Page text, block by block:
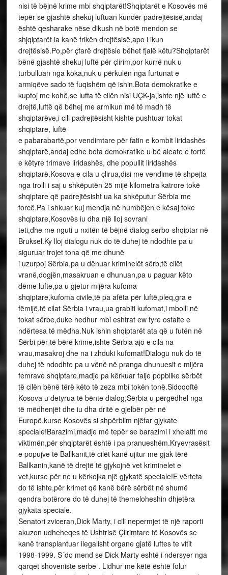
nisi të bëjnë krime mbi shqiptarët!Shqiptarët e Kosovës më
tepër se gjashtë shekuj luftuan kundër padrejtësisë,andaj
është qesharake nëse dikush në botë mendon se
shjqiptarët ia kanë frikën drejtësisë,apo i ikun
drejtësisë.Po,për çfarë drejtësie bëhet fjalë këtu?Shqiptarët
bënë gjashtë shekuj luftë për çlirim,por kurrë nuk u
turbulluan nga koka,nuk u përkulën nga furtunat e
armiqëve sado të fuqishëm që ishin.Bota demokratike e
kuptoj me kohë,se lufta të cilën nisi UÇK-ja,ishte një luftë e
drejtë,luftë që bëhej me armikun më të madh të
shqiptarëve,i cili padrejtësisht kishte pushtuar tokat
shqiptare, luftë
e pabarabartë,por vendimtare për fatin e kombit liridashës
shqiptarë,andaj edhe bota demokratike u bë aleate e fortë
e këtyre trimave liridashës, dhe popullit liridashës
shqiptarë.Kosova e cila u çlirua,disi me vendime të shpejta
nga trolli i saj u shkëputën 25 mijë kilometra katrore tokë
shqiptare që padrejtësisht ua ka shkëputur Sërbia me
forcë.Pa i shkuar kuj mendja në humbëjen e kësaj toke
shqiptare,Kosovës iu dha një lloj sovrani
teti,dhe me nguti u nxitën të bëjnë dialog serbo-shqiptar në
Bruksel.Ky lloj dialogu nuk do të duhej të ndodhte pa u
siguruar trojet tona që me dhunë
i uzurpoj Sërbia,pa u dënuar kriminelët sërb,të cilët
vranë,dogjën,masakruan e dhunuan,pa u paguar këto
dëme lufte,pa u gjetur mijëra kufoma
shqiptare,kufoma civile,të pa afëta për luftë,pleq,gra e
fëmijë,të cilat Sërbia i vrau,ua grabiti kufomat,i mbolli në
tokat sërbe,duke hedhur mbi eshtrat ew tyre osfalte e
ndërtesa të mëdha.Nuk ishin shqiptarët ata që u futën në
Sërbi për të bërë krime,ishte Sërbia ajo e cila na
vrau,masakroj dhe na i zhduki kufomat!Dialogu nuk do të
duhej të ndodhte pa u vënë në pranga dhunuesit e mijëra
femrave shqiptare,madje pa kërkuar falje popblike sërbët
të cilën bënë tërë këto të zeza mbi tokën tonë.Sidoqoftë
Kosova u detyrua të bënte dialog,Sërbia u përgëdhel nga
të mëdhenjët dhe iu dha dritë e gjelbër për në
Europë,kurse Kosovës si shpërblim njëfar gjykate
speciale!Barazimi,madje më tepër se barazimi i xhelatit me
viktimën,për shqiptarët është i pa pranueshëm.Kryevrasësit
e popujve të Ballkanit,të cilët kanë ujitur me gjak tërë
Ballkanin,kanë të drejtë të gjykojnë vet kriminelet e
vet,kurse për ne u kërkojka një gjykatë speciale!E vërteta
do të ishte,për krimet që kanë bërë sërbët në shumë
qendra botërore do të duhej të themeloheshin dhjetëra
gjykata speciale.
Senatori zviceran,Dick Marty, i cili nepermjet të një raporti
akuzon udheheqes të Ushtrisë Çlirimtare të Kosovës se
kanë transplantuar ilegalisht organe gjatë luftes te vitit
1998-1999. S´do mend se Dick Marty eshtë i ndersyer nga
qarqet shoveniste serbe . Lidhur me këtë është folur